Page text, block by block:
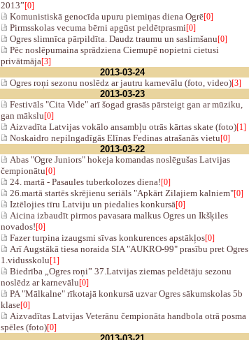
2013”[0]
Komunistiskā genocīda upuru piemiņas diena Ogrē[0]
Pirmsskolas vecuma bērni apgūst peldētprasmi[0]
Ogres slimnīca pārpildīta. Daudz traumu un saslimšanu[0]
Pēc noslēpumaina sprādziena Ciemupē nopietni cietusi
privātmāja[3]
2013-03-24
Ogres roņi sezonu noslēdz ar jautru karnevālu (foto, video)[3]
2013-03-23
Festivāls "Cita Vide" arī šogad grasās pārsteigt gan ar mūziku,
gan mākslu[0]
Aizvadīta Latvijas vokālo ansambļu otrās kārtas skate (foto)[1]
Noskaidro nepilngadīgās Elīnas Fedinas atrašanās vietu[0]
2013-03-22
Abas "Ogre Juniors" hokeja komandas noslēgušas Latvijas
čempionātu[0]
24. martā - Pasaules tuberkolozes diena![0]
26.martā startēs skrējienu seriāls "Apkārt Zilajiem kalniem"[0]
Iztēlojies tīru Latviju un piedalies konkursā[0]
Aicina izbaudīt pirmos pavasara malkus Ogres un Ikšķiles
novados![0]
Fazer turpina izaugsmi sīvas konkurences apstākļos[0]
Arī Augstākā tiesa noraida SIA "AUKRO-99" prasību pret Ogres
1.vidusskolu[1]
Biedrība „Ogres roņi” 37.Latvijas ziemas peldētāju sezonu
noslēdz ar karnevālu[0]
PA "Mālkalne" rīkotajā konkursā uzvar Ogres sākumskolas 5b
klase[0]
Aizvadītas Latvijas Veterānu čempionāta handbola otrā posma
spēles (foto)[0]